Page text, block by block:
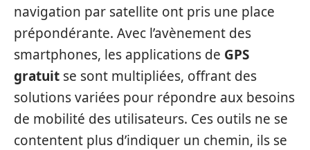
navigation par satellite ont pris une place
prépondérante. Avec l’avènement des
smartphones, les applications de GPS
gratuit se sont multipliées, offrant des
solutions variées pour répondre aux besoins
de mobilité des utilisateurs. Ces outils ne se
contentent plus d’indiquer un chemin, ils se